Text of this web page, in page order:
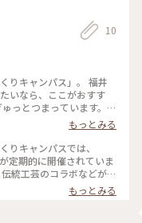
10
りキャンパス」。 福井
いなら、ここがおすす
っとつまっています。
いる他、レーザーカッタ
むことが可能。 例え
んです #ものキャ
伝統工芸 #越前打刃物 #
箪笥 #福井ものづくり
もっとみる
りキャンパスでは、
定期的に開催されていま
もっとみる